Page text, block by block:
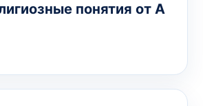
понятия от А